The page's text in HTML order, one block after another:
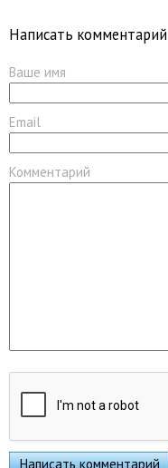
Написать комментарий
Ваше имя
Email
Комментарий